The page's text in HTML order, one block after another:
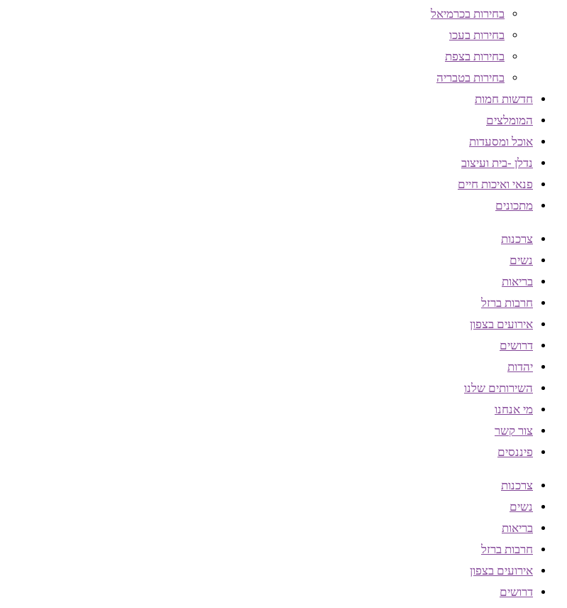
בחירות בכרמיאל
בחירות בעכו
בחירות בצפת
בחירות בטבריה
חדשות חמות
המומלצים
אוכל ומסעדות
נדלן -בית ועיצוב
פנאי ואיכות חיים
מתכונים
צרכנות
נשים
בריאות
חרבות ברזל
אירועים בצפון
דרושים
יהדות
השירותים שלנו
מי אנחנו
צור קשר
פיננסים
צרכנות
נשים
בריאות
חרבות ברזל
אירועים בצפון
דרושים